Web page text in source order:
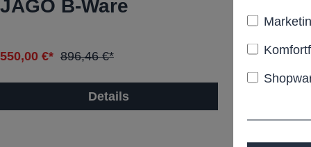
JAGO B-Ware
550,00 €* 896,46 €*
Details
Ware
650,00 €*